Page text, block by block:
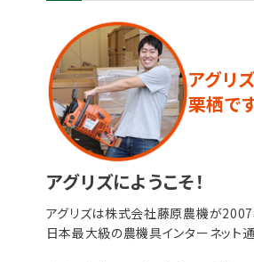
アグリ
栗栖です
アグリズにようこそ！
アグリズは株式会社藤原農機が
日本最大級の農機具インターネット通